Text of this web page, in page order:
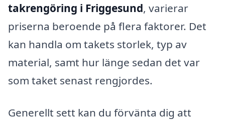
takrengöring i Friggesund, varierar
priserna beroende på flera faktorer. Det
kan handla om takets storlek, typ av
material, samt hur länge sedan det var
som taket senast rengjordes.
Generellt sett kan du förvänta dig att